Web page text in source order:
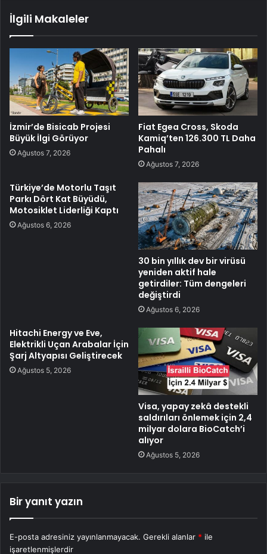
İlgili Makaleler
İzmir’de Bisicab Projesi
Büyük İlgi Görüyor
Ağustos 7, 2026
Fiat Egea Cross, Skoda
Kamiq’ten 126.300 TL Daha
Pahalı
Ağustos 7, 2026
Türkiye’de Motorlu Taşıt
Parkı Dört Kat Büyüdü,
Motosiklet Liderliği Kaptı
Ağustos 6, 2026
30 bin yıllık dev bir virüsü
yeniden aktif hale
getirdiler: Tüm dengeleri
değiştirdi
Ağustos 6, 2026
Hitachi Energy ve Eve,
Elektrikli Uçan Arabalar İçin
Şarj Altyapısı Geliştirecek
Ağustos 5, 2026
Visa, yapay zekâ destekli
saldırıları önlemek için 2,4
milyar dolara BioCatch’i
alıyor
Ağustos 5, 2026
Bir yanıt yazın
E-posta adresiniz yayınlanmayacak. Gerekli alanlar * ile
işaretlenmişlerdir